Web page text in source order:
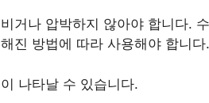
거나 압박하지 않아야 합니다.
진 방법에 따라 사용해야 합니다.
나타날 수 있습니다.